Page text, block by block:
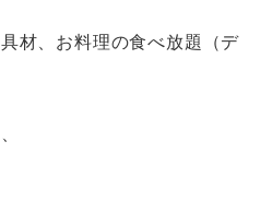
材、お料理の食べ放題（デ